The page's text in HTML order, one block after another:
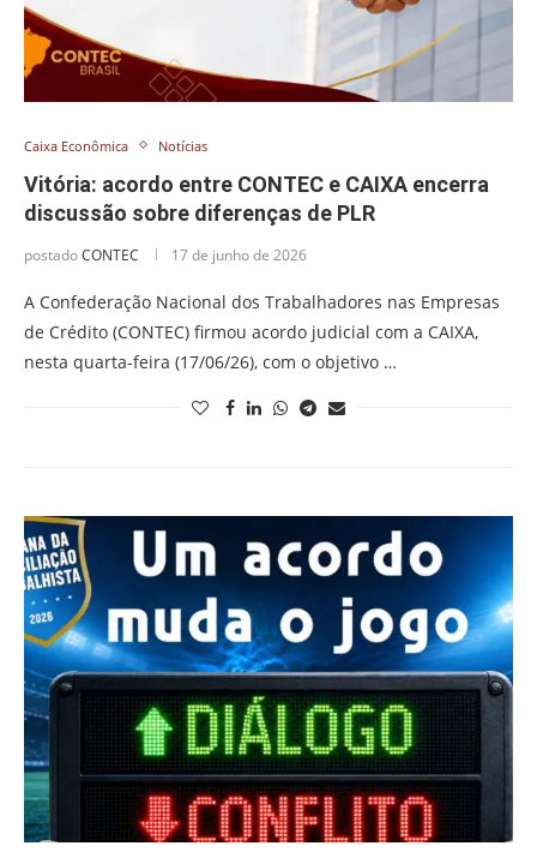
Caixa Econômica Notícias
Vitória: acordo entre CONTEC e CAIXA encerra
discussão sobre diferenças de PLR
postadoCONTEC 17 de junho de 2026
A Confederação Nacional dos Trabalhadores nas Empresas
de Crédito (CONTEC) firmou acordo judicial com a CAIXA,
nesta quarta-feira (17/06/26), com o objetivo …